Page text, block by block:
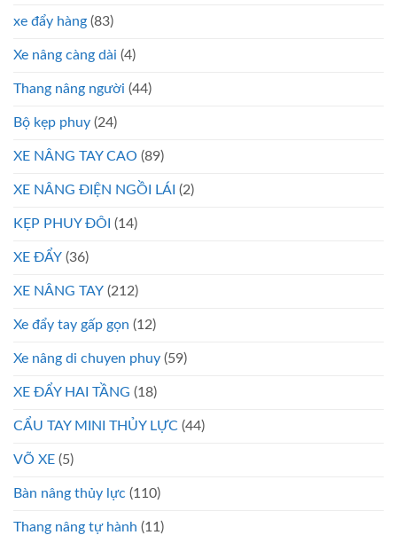
xe đẩy hàng (83)
Xe nâng càng dài (4)
Thang nâng người (44)
Bộ kẹp phuy (24)
XE NÂNG TAY CAO (89)
XE NÂNG ĐIỆN NGỒI LÁI (2)
KẸP PHUY ĐÔI (14)
XE ĐẨY (36)
XE NÂNG TAY (212)
Xe đẩy tay gấp gọn (12)
Xe nâng di chuyen phuy (59)
XE ĐẨY HAI TẦNG (18)
CẨU TAY MINI THỦY LỰC (44)
VÕ XE (5)
Bàn nâng thủy lực (110)
Thang nâng tự hành (11)